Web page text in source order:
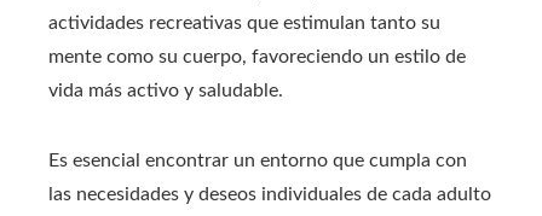
actividades recreativas que estimulan tanto su
mente como su cuerpo, favoreciendo un estilo de
vida más activo y saludable.
Es esencial encontrar un entorno que cumpla con
las necesidades y deseos individuales de cada adulto